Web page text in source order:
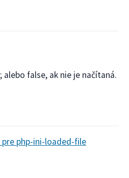
alebo false, ak nie je načítaná.
php-ini-loaded-file